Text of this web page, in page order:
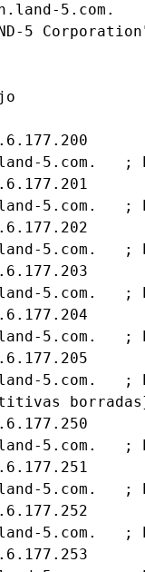
5.com.
5
5.com.   ;
5.com.   ;
5.com.   ;
5.com.   ;
5.com.   ;
5.com.   ;
5.com.   ;
5.com.   ;
5.com.   ;